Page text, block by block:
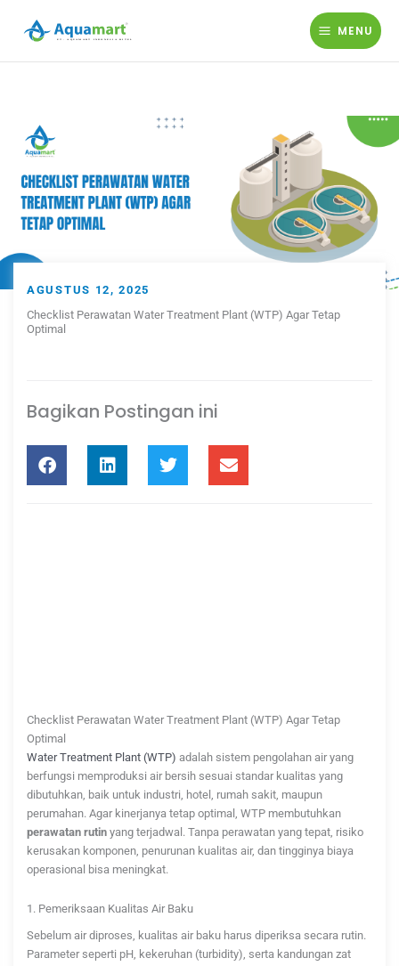
MENU
AGUSTUS 12, 2025
Checklist Perawatan Water Treatment Plant (WTP) Agar Tetap
Optimal
Bagikan Postingan ini
Checklist Perawatan Water Treatment Plant (WTP) Agar Tetap
Optimal
Water Treatment Plant (WTP) adalah sistem pengolahan air yang
berfungsi memproduksi air bersih sesuai standar kualitas yang
dibutuhkan, baik untuk industri, hotel, rumah sakit, maupun
perumahan. Agar kinerjanya tetap optimal, WTP membutuhkan
perawatan rutin yang terjadwal. Tanpa perawatan yang tepat, risiko
kerusakan komponen, penurunan kualitas air, dan tingginya biaya
operasional bisa meningkat.
1. Pemeriksaan Kualitas Air Baku
Sebelum air diproses, kualitas air baku harus diperiksa secara rutin.
Parameter seperti pH, kekeruhan (turbidity), serta kandungan zat